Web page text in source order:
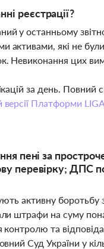
реєстрації?
у останньому
активами, які не
Невиконання цих
за день.
версії Платформи
пені за
перевірку; ДПС
активну
штрафи на суму
та
Суд України у